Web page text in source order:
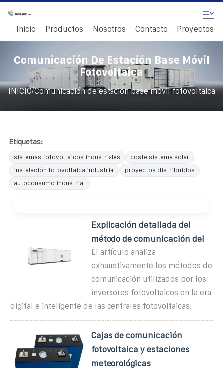
Inicio Productos Nosotros Contacto Proyectos
Comunicación De Estación Base Móvil
Fotovoltaica
INICIO/Comunicación de estación base móvil fotovoltaica
Etiquetas:
sistemas fotovoltaicos industriales
coste sistema solar
instalación fotovoltaica industrial
proyectos distribuidos
autoconsumo industrial
Explicación detallada del
método de comunicación del
El artículo analiza
exhaustivamente los métodos de
comunicación utilizados por los
inversores fotovoltaicos en la era
digital e inteligente de las centrales fotovoltaicas.
Cajas de comunicación
fotovoltaica y estaciones
meteorológicas